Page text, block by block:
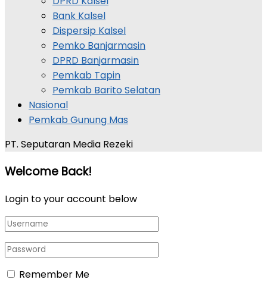
Bank Kalsel
Dispersip Kalsel
Pemko Banjarmasin
DPRD Banjarmasin
Pemkab Tapin
Pemkab Barito Selatan
Nasional
Pemkab Gunung Mas
PT. Seputaran Media Rezeki
Welcome Back!
Login to your account below
Remember Me